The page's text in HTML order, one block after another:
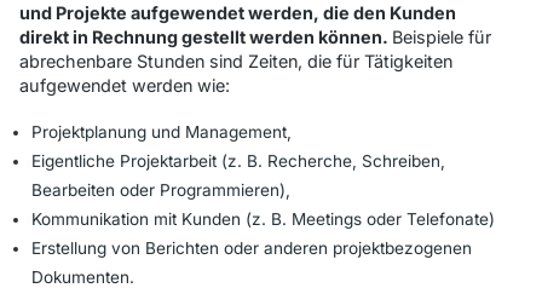
und Projekte aufgewendet werden, die den Kunden
direkt in Rechnung gestellt werden können. Beispiele für
abrechenbare Stunden sind Zeiten, die für Tätigkeiten
aufgewendet werden wie:
Projektplanung und Management,
Eigentliche Projektarbeit (z. B. Recherche, Schreiben,
Bearbeiten oder Programmieren),
Kommunikation mit Kunden (z. B. Meetings oder Telefonate)
Erstellung von Berichten oder anderen projektbezogenen
Dokumenten.